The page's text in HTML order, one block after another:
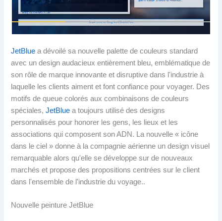
JetBlue a dévoilé sa nouvelle palette de couleurs standard
avec un design audacieux entièrement bleu, emblématique de
son rôle de marque innovante et disruptive dans l'industrie à
laquelle les clients aiment et font confiance pour voyager. Des
motifs de queue colorés aux combinaisons de couleurs
spéciales,JetBlue a toujours utilisé des designs
personnalisés pour honorer les gens, les lieux et les
associations qui composent son ADN. La nouvelle « icône
dans le ciel » donne à la compagnie aérienne un design visuel
remarquable alors qu'elle se développe sur de nouveaux
marchés et propose des propositions centrées sur le client
dans l'ensemble de l'industrie du voyage..
Nouvelle peinture JetBlue